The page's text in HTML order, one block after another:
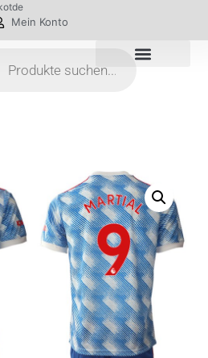
Mein Konto